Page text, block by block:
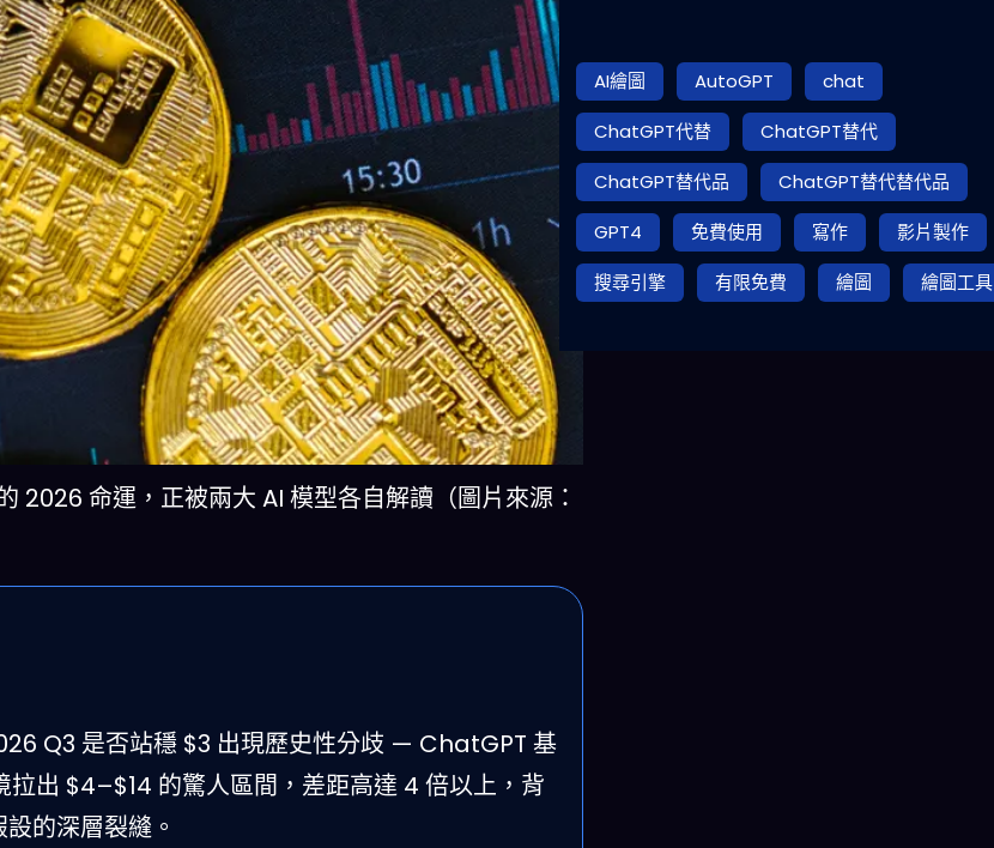
2026 命運，正被兩大 AI 模型各自解讀（圖片來源：
Q3 是否站穩 $3 出現歷史性分歧 — ChatGPT 基
出 $4–$14 的驚人區間，差距高達 4 倍以上，背
的深層裂縫。
AI繪圖 AutoGPT
chat
ChatGPT代替
ChatGPT替代
ChatGPT替代品
ChatGPT替代替代品
GPT4
免費使用 寫作
影片製作
搜尋引擎
有限免費 繪圖 繪圖工具